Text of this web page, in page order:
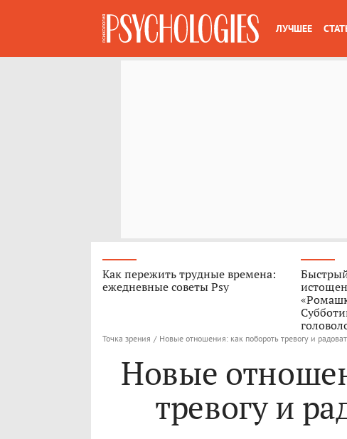
ЛУЧШЕЕ
Как пережить трудные времена:
ежедневные советы Psy
Точка зрения / Новые отношения: как побороть тревогу и
Новые
тревогу и